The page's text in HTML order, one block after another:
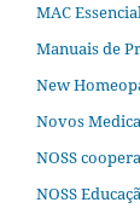
MAC
Manuais de
New
Novos
NOSS
NOSS